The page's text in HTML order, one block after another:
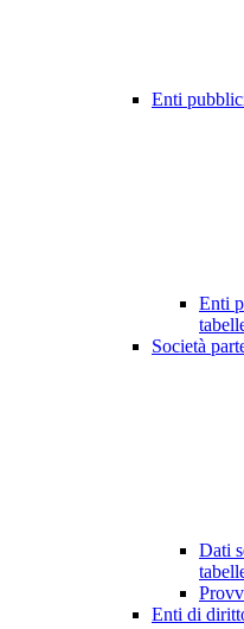
Enti
Enti
Società
Dati
Enti di